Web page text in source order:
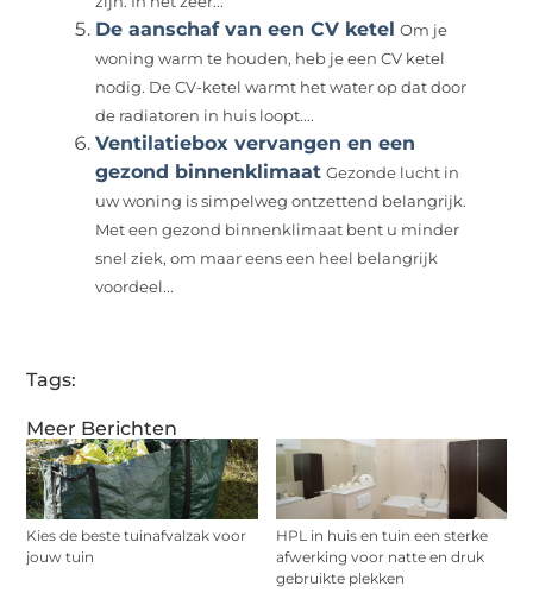
Meer Berichten
Kies de beste tuinafvalzak voor
jouw tuin
HPL in huis en tuin een sterke
afwerking voor natte en druk
gebruikte plekken
De aanschaf van een CV ketel Om je
woning warm te houden, heb je een CV ketel
nodig. De CV-ketel warmt het water op dat door
de radiatoren in huis loopt....
Ventilatiebox vervangen en een
gezond binnenklimaat Gezonde lucht in
uw woning is simpelweg ontzettend belangrijk.
Met een gezond binnenklimaat bent u minder
snel ziek, om maar eens een heel belangrijk
voordeel...
Tags: